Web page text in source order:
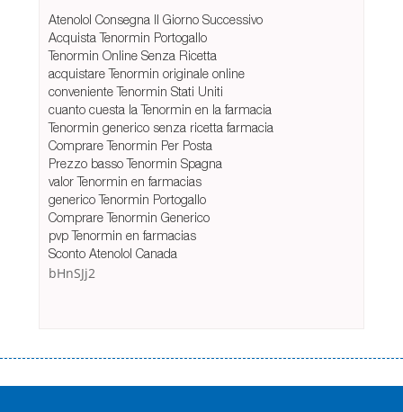
Atenolol Consegna Il Giorno Successivo
Acquista Tenormin Portogallo
Tenormin Online Senza Ricetta
acquistare Tenormin originale online
conveniente Tenormin Stati Uniti
cuanto cuesta la Tenormin en la farmacia
Tenormin generico senza ricetta farmacia
Comprare Tenormin Per Posta
Prezzo basso Tenormin Spagna
valor Tenormin en farmacias
generico Tenormin Portogallo
Comprare Tenormin Generico
pvp Tenormin en farmacias
Sconto Atenolol Canada
bHnSJj2
оформляти кредит в банку, значить Вам добре знайомі незручності